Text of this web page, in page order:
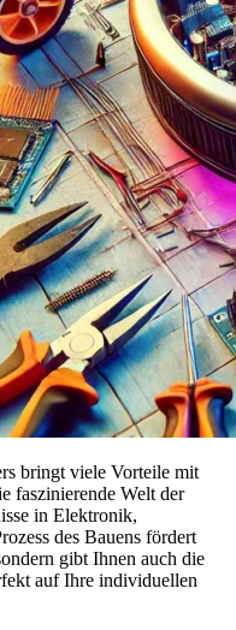
bringt viele Vorteile mit
faszinierende Welt der
in Elektronik,
des Bauens fördert
gibt Ihnen auch die
auf Ihre individuellen